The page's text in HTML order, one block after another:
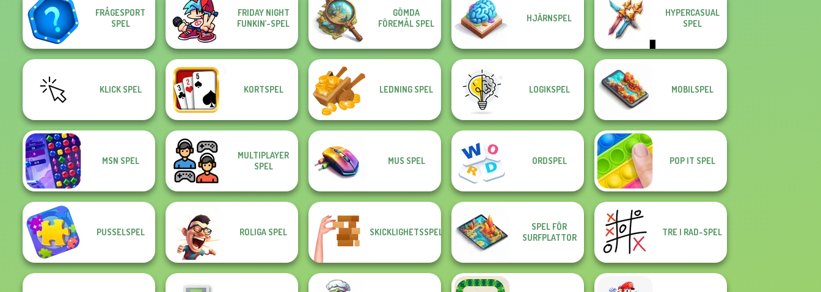
FRÅGESPORT
SPEL
FRIDAY NIGHT
FUNKIN’-SPEL
GÖMDA
FÖREMÅL SPEL
HJÄRNSPEL
HYPERCASUAL
SPEL
KLICK SPEL KORTSPEL LEDNING SPEL LOGIKSPEL MOBILSPEL
MSN SPEL
MULTIPLAYER
SPEL
MUS SPEL ORDSPEL POP IT SPEL
PUSSELSPEL ROLIGA SPEL SKICKLIGHETSSPEL
SPEL FÖR
SURFPLATTOR
TRE I RAD-SPEL